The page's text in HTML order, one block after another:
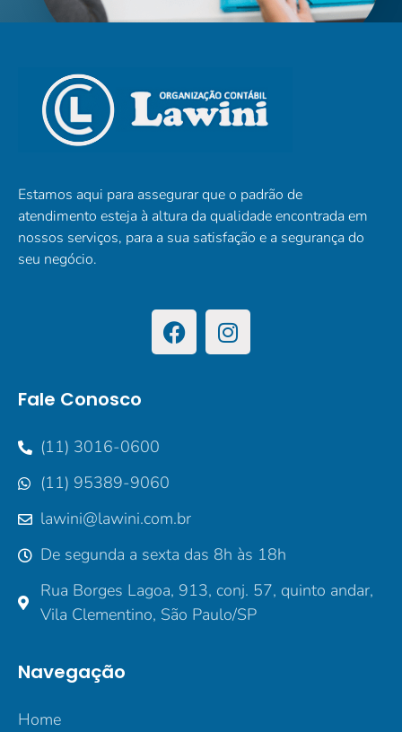
Estamos aqui para assegurar que o padrão de
atendimento esteja à altura da qualidade encontrada em
nossos serviços, para a sua satisfação e a segurança do
seu negócio.
Fale Conosco
(11) 3016-0600
(11) 95389-9060
lawini@lawini.com.br
De segunda a sexta das 8h às 18h
Rua Borges Lagoa, 913, conj. 57, quinto andar,
Vila Clementino, São Paulo/SP
Navegação
Home